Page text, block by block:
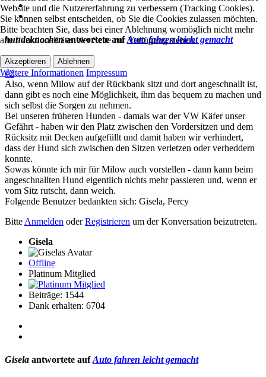
hundeknochenantwortete aufAuto fahren leicht gemacht
12 Juli 2017 18:38
#2
Also, wenn Milow auf der Rückbank sitzt und dort angeschnallt ist,
dann gibt es noch eine Möglichkeit, ihm das bequem zu machen und
sich selbst die Sorgen zu nehmen.
Bei unseren früheren Hunden - damals war der VW Käfer unser
Gefährt - haben wir den Platz zwischen den Vordersitzen und dem
Rücksitz mit Decken aufgefüllt und damit haben wir verhindert,
dass der Hund sich zwischen den Sitzen verletzen oder verheddern
konnte.
Sowas könnte ich mir für Milow auch vorstellen - dann kann beim
angeschnallten Hund eigentlich nichts mehr passieren und, wenn er
vom Sitz rutscht, dann weich.
Folgende Benutzer bedankten sich: Gisela, Percy
Bitte Anmelden oderRegistrieren um der Konversation beizutreten.
Gisela
Offline
Platinum Mitglied
Beiträge: 1544
Dank erhalten: 6704
Gisela antwortete aufAuto fahren leicht gemacht
Website und die Nutzererfahrung zu verbessern (Tracking Cookies).
Sie können selbst entscheiden, ob Sie die Cookies zulassen möchten.
Bitte beachten Sie, dass bei einer Ablehnung womöglich nicht mehr
alle Funktionalitäten der Seite zur Verfügung stehen.
Akzeptieren Ablehnen
Weitere Informationen Impressum